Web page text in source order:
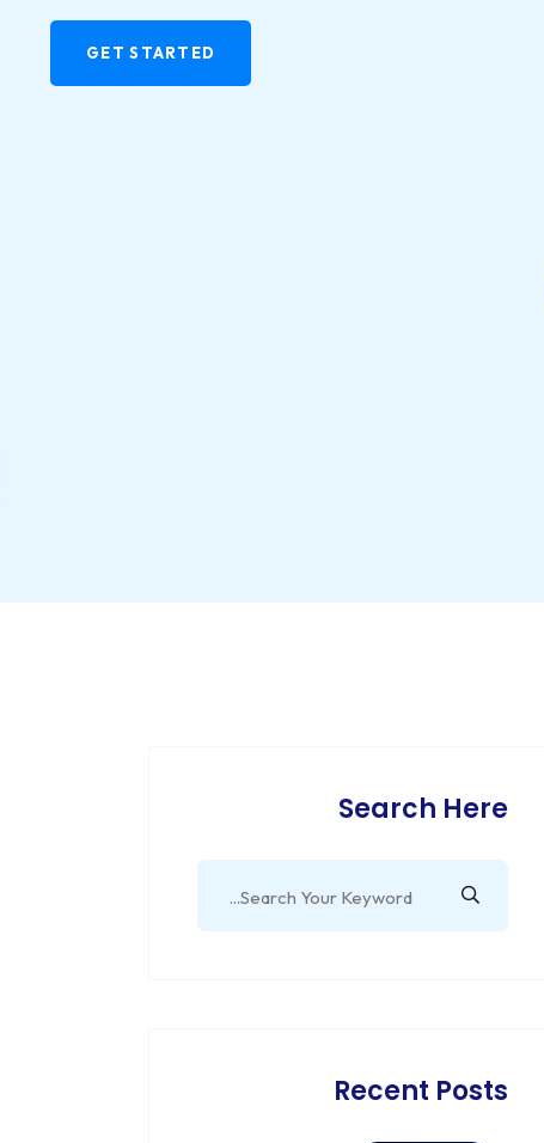
GET STARTED
Search Here
Recent Posts